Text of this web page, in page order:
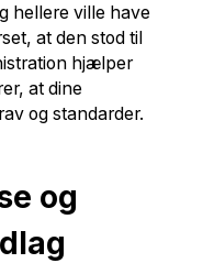
hellere ville have
at den stod til
hjælper
at dine
og standarder.
og